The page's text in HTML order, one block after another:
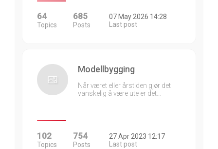
64
Topics
685
Posts
07 May 2026 14:28
Last post
Modellbygging
Når været eller årstiden gjør det
vanskelig å være ute er det…
102
Topics
754
Posts
27 Apr 2023 12:17
Last post